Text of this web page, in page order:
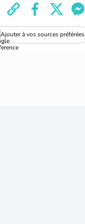
Ajouter à vos sources préférées